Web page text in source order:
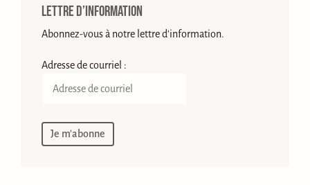
Lettre d’information
Abonnez-vous à notre lettre d'information.
Adresse de courriel :